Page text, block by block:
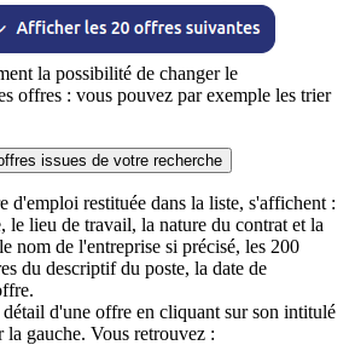
la possibilité de changer le
offres : vous pouvez par exemple les trier
issues de votre recherche
d'emploi restituée dans la liste, s'affichent :
le lieu de travail, la nature du contrat et la
nom de l'entreprise si précisé, les 200
du descriptif du poste, la date de
détail d'une offre en cliquant sur son intitulé
la gauche. Vous retrouvez :